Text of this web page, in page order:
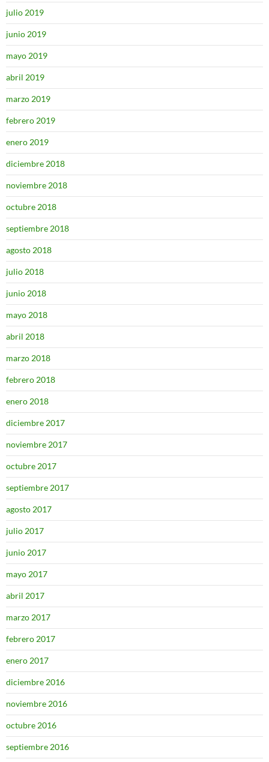
julio 2019
junio 2019
mayo 2019
abril 2019
marzo 2019
febrero 2019
enero 2019
diciembre 2018
noviembre 2018
octubre 2018
septiembre 2018
agosto 2018
julio 2018
junio 2018
mayo 2018
abril 2018
marzo 2018
febrero 2018
enero 2018
diciembre 2017
noviembre 2017
octubre 2017
septiembre 2017
agosto 2017
julio 2017
junio 2017
mayo 2017
abril 2017
marzo 2017
febrero 2017
enero 2017
diciembre 2016
noviembre 2016
octubre 2016
septiembre 2016